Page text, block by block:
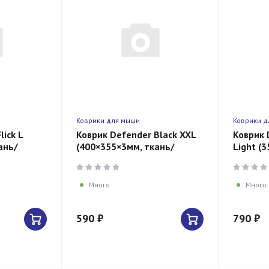
L
Коврики для мыши
Коврик Defender Black XXL
(400×355×3мм, ткань/
Много
590 ₽
Коврики
Коврик
Light
Много
790 ₽